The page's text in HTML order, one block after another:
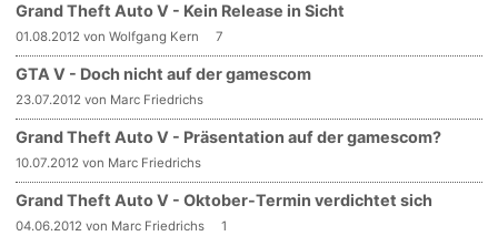
Grand Theft Auto V - Kein Release in Sicht
01.08.2012 von Wolfgang Kern 7
GTA V - Doch nicht auf der gamescom
23.07.2012 von Marc Friedrichs
Grand Theft Auto V - Präsentation auf der gamescom?
10.07.2012 von Marc Friedrichs
Grand Theft Auto V - Oktober-Termin verdichtet sich
04.06.2012 von Marc Friedrichs 1